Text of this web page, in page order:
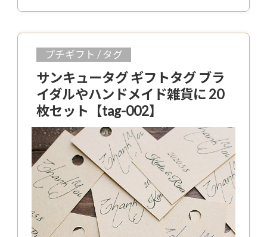
プチギフト / タグ
サンキュータグ ギフトタグ ブラ
イダルやハンドメイド雑貨に 20
枚セット【tag-002】